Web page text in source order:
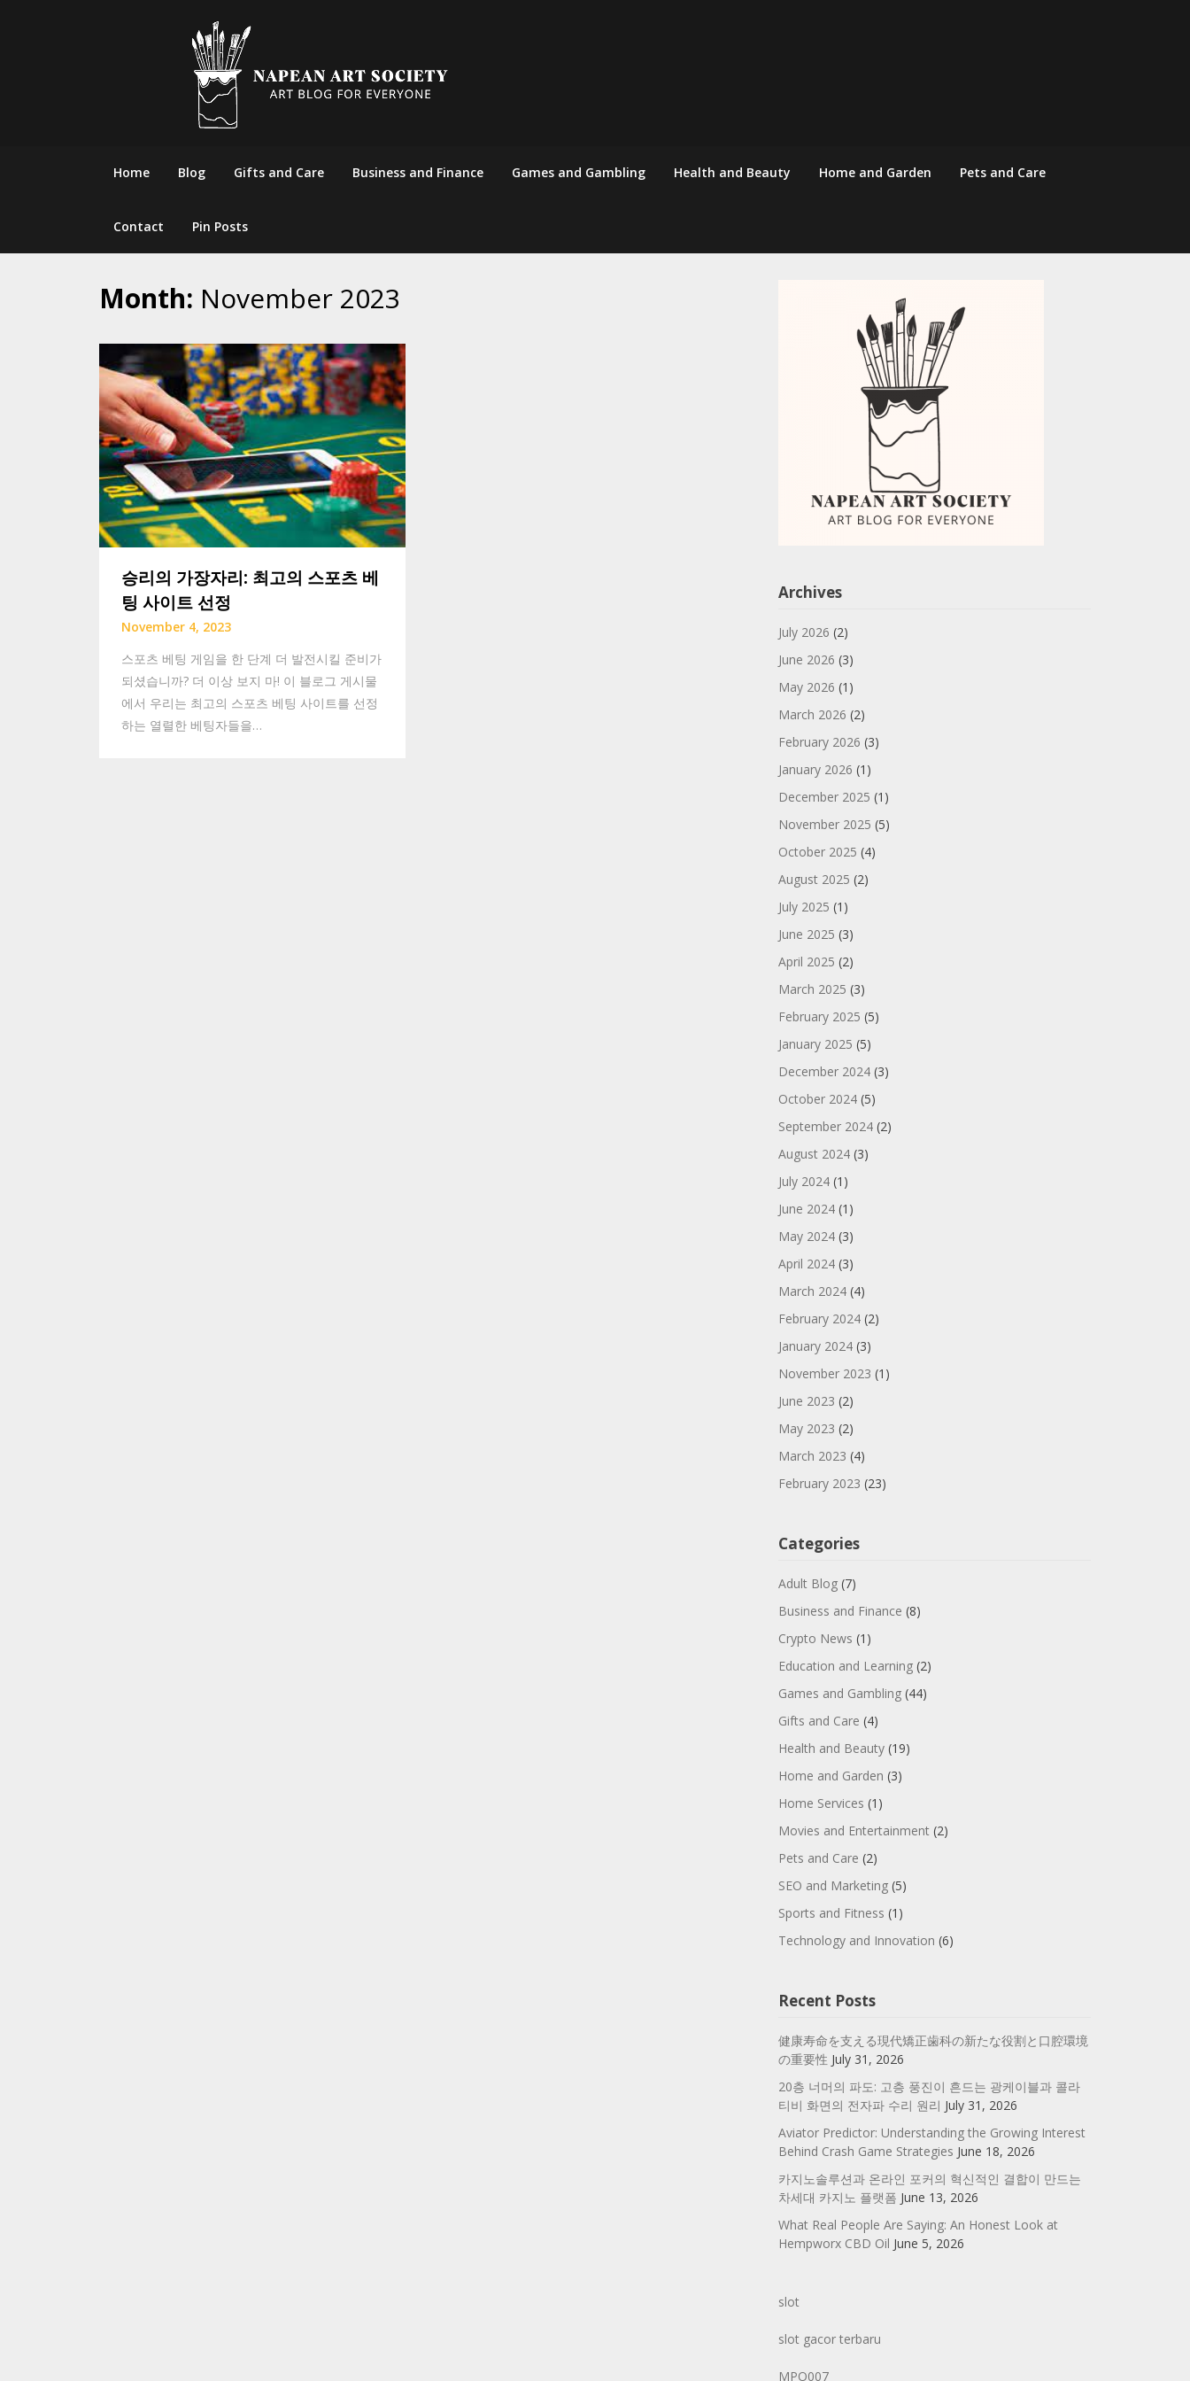
Home Blog Gifts and Care Business and Finance Games and Gambling Health and Beauty Home and Garden Pets and Care
Contact Pin Posts
Month: November 2023
승리의 가장자리: 최고의 스포츠 베
팅 사이트 선정
November 4, 2023
스포츠 베팅 게임을 한 단계 더 발전시킬 준비가
되셨습니까? 더 이상 보지 마! 이 블로그 게시물
에서 우리는 최고의 스포츠 베팅 사이트를 선정
하는 열렬한 베팅자들을…
Archives
July 2026 (2)
June 2026 (3)
May 2026 (1)
March 2026 (2)
February 2026 (3)
January 2026 (1)
December 2025 (1)
November 2025 (5)
October 2025 (4)
August 2025 (2)
July 2025 (1)
June 2025 (3)
April 2025 (2)
March 2025 (3)
February 2025 (5)
January 2025 (5)
December 2024(3)
October 2024(5)
September 2024(2)
August 2024(3)
July 2024(1)
June 2024(1)
May 2024(3)
April 2024(3)
March 2024(4)
February 2024(2)
January 2024(3)
November 2023 (1)
June 2023 (2)
May 2023 (2)
March 2023 (4)
February 2023 (23)
Categories
Adult Blog(7)
Business and Finance (8)
Crypto News (1)
Education and Learning(2)
Games and Gambling(44)
Gifts and Care (4)
Health and Beauty(19)
Home and Garden (3)
Home Services (1)
Movies and Entertainment(2)
Pets and Care (2)
SEO and Marketing(5)
Sports and Fitness (1)
Technology and Innovation (6)
Recent Posts
健康寿命を支える現代矯正歯科の新たな役割と口腔環境
の重要性 July 31, 2026
20층 너머의 파도: 고층 풍진이 흔드는 광케이블과 콜라
티비 화면의 전자파 수리 원리 July 31, 2026
Aviator Predictor: Understanding the Growing Interest
Behind Crash Game Strategies June 18, 2026
카지노솔루션과 온라인 포커의 혁신적인 결합이 만드는
차세대 카지노 플랫폼 June 13, 2026
What Real People Are Saying: An Honest Look at
Hempworx CBD Oil June 5, 2026
slot
slot gacor terbaru
MPO007